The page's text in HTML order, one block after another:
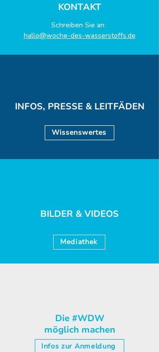
KONTAKT
Schreiben Sie an:
hallo@woche-des-wasserstoffs.de
INFOS, PRESSE & LEITFÄDEN
Wissenswertes
BILDER & VIDEOS
Mediathek
Die #WDW
möglich machen
Infos zur Anmeldung